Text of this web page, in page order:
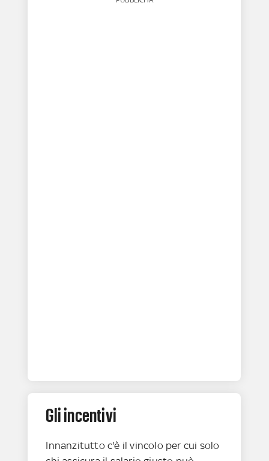
Gli incentivi
Innanzitutto c'è il vincolo per cui solo